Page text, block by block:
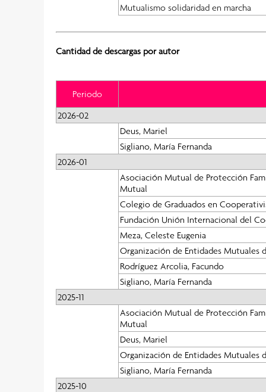
Mutualismo solidaridad en marcha
Cantidad de descargas por autor
Periodo
2026-02
Deus, Mariel
Sigliano, María Fernanda
2026-01
Asociación Mutual de Protección
Mutual
Colegio de Graduados en
Fundación Unión Internacional del
Meza, Celeste Eugenia
Organización de Entidades Mutuales
Rodríguez Arcolia, Facundo
Sigliano, María Fernanda
2025-11
Asociación Mutual de Protección
Mutual
Deus, Mariel
Organización de Entidades Mutuales
Sigliano, María Fernanda
2025-10